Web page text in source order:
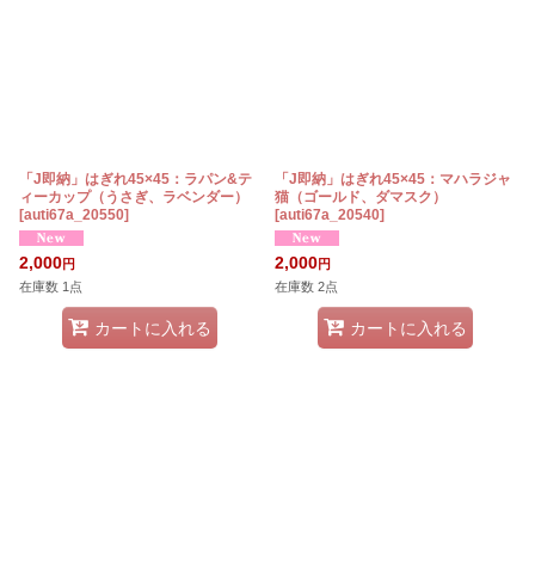
「J即納」はぎれ45×45：ラパン&テ
ィーカップ（うさぎ、ラベンダー）
[auti67a_20550]
2,000円
在庫数 1点
カートに入れる
「J即納」はぎれ45×45：マハラジャ
猫（ゴールド、ダマスク）
[auti67a_20540]
2,000円
在庫数 2点
カートに入れる